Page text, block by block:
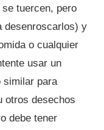
tuercen, pero
desenroscarlos) y
o cualquier
usar un
similar para
otros desechos
debe tener